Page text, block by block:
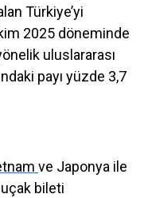
Türkiye’yi
2025 döneminde
uluslararası
payı yüzde 3,7
ve Japonya ile
uçak bileti